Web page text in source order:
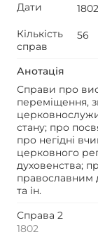
Дати
Кількість
справ
56
Анотація
Справи про
переміщення,
стану; про
про негідні
церковного
духовенства;
православним
та ін.
Справа 2
1802